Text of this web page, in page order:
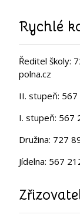
Rychlé
Ředitel školy:
polna.cz
II. stupeň: 567
I. stupeň: 567
Družina: 727
Jídelna: 567